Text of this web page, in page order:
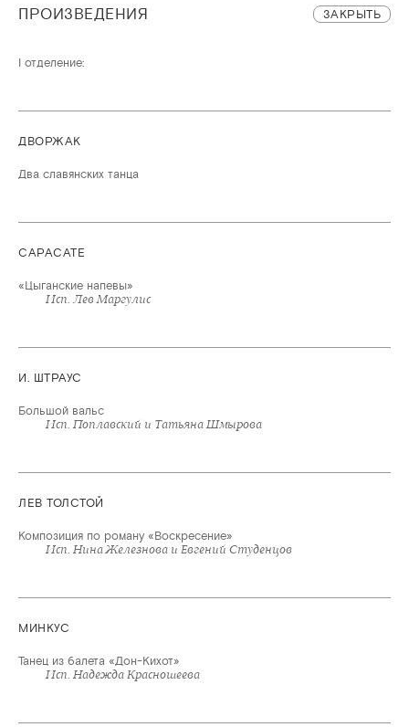
ПРОИЗВЕДЕНИЯ ЗАКРЫТЬ
I отделение:
ДВОРЖАК
Два славянских танца
САРАСАТЕ
«Цыганские напевы»
Исп. Лев Маргулис
И. ШТРАУС
Большой вальс
Исп. Поплавский и Татьяна Шмырова
ЛЕВ ТОЛСТОЙ
Композиция по роману «Воскресение»
Исп. Нина Железнова и Евгений Студенцов
МИНКУС
Танец из балета «Дон-Кихот»
Исп. Надежда Красношеева